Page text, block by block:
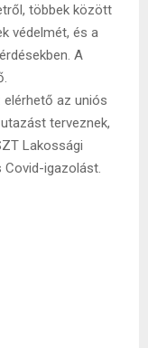
többek között
védelmét, és a
A
az uniós
terveznek,
Lakossági
Covid-igazolást.